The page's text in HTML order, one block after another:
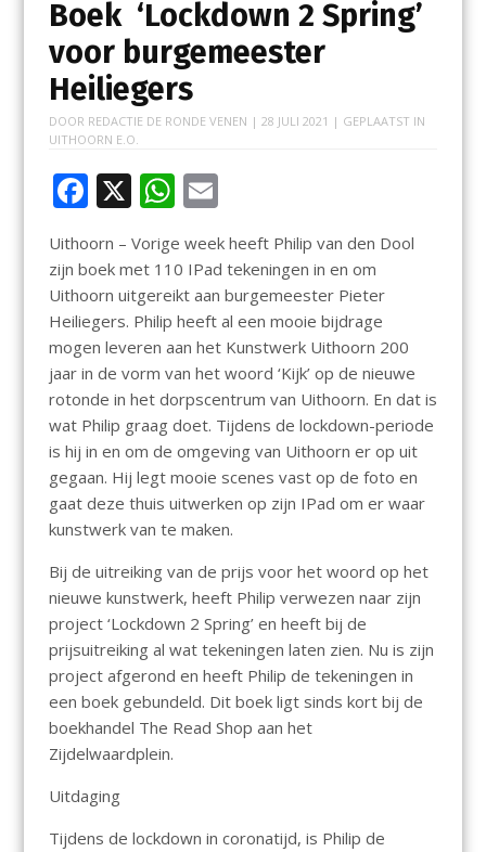
Boek ‘Lockdown 2 Spring’
voor burgemeester
Heiliegers
DOOR REDACTIE DE RONDE VENEN | 28 JULI 2021 | GEPLAATST IN
UITHOORN E.O.
F
e
b
o
o
k
X W
at
s
A
p
p
E
m
ai
l
Uithoorn – Vorige week heeft Philip van den Dool
zijn boek met 110 IPad tekeningen in en om
Uithoorn uitgereikt aan burgemeester Pieter
Heiliegers. Philip heeft al een mooie bijdrage
mogen leveren aan het Kunstwerk Uithoorn 200
jaar in de vorm van het woord ‘Kijk’ op de nieuwe
rotonde in het dorpscentrum van Uithoorn. En dat is
wat Philip graag doet. Tijdens de lockdown-periode
is hij in en om de omgeving van Uithoorn er op uit
gegaan. Hij legt mooie scenes vast op de foto en
gaat deze thuis uitwerken op zijn IPad om er waar
kunstwerk van te maken.
Bij de uitreiking van de prijs voor het woord op het
nieuwe kunstwerk, heeft Philip verwezen naar zijn
project ‘Lockdown 2 Spring’ en heeft bij de
prijsuitreiking al wat tekeningen laten zien. Nu is zijn
project afgerond en heeft Philip de tekeningen in
een boek gebundeld. Dit boek ligt sinds kort bij de
boekhandel The Read Shop aan het
Zijdelwaardplein.
Uitdaging
Tijdens de lockdown in coronatijd, is Philip de